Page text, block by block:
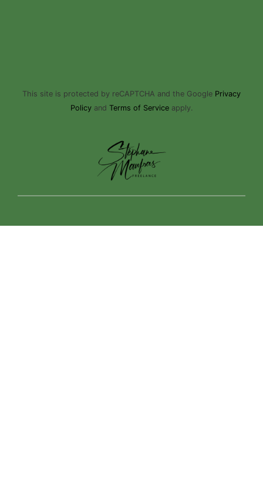
This site is protected by reCAPTCHA and the Google Privacy
Policyand Terms of Serviceapply.